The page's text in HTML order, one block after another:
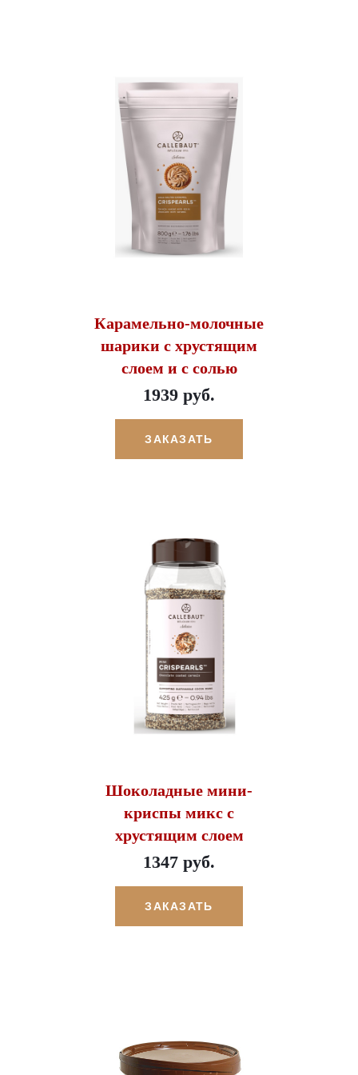
Карамельно-молочные
шарики с хрустящим
слоем и с солью
1939 руб.
ЗАКАЗАТЬ
Шоколадные мини-
криспы микс с
хрустящим слоем
1347 руб.
ЗАКАЗАТЬ